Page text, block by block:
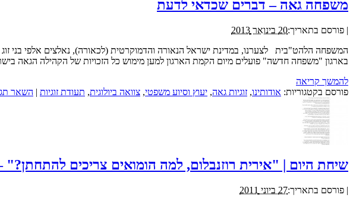
משפחה גאה – דברים שכדאי לדעת
| פורסם בתאריך:20 בינואר 2013
המשפחה הלהט"בית לצערנו, במדינת ישראל הנאורה והדמוקרטית (לכאורה), נאלצים אלפי בני
בארגון "משפחה חדשה" פועלים מיום הקמת הארגון למען מימוש כל הזכויות של הקהילה הגאה
להמשך קריאה
פורסם בקטגוריות: אודותינו, זוגיות גאה, יעוץ וסיוע משפטי, צוואה ביולוגית, תעודת זוגיות | השאר
שיחת היום | "אירית רוזנבלום, למה הומואים צריכים להתחתן?"
| פורסם בתאריך:27 ביוני 2011